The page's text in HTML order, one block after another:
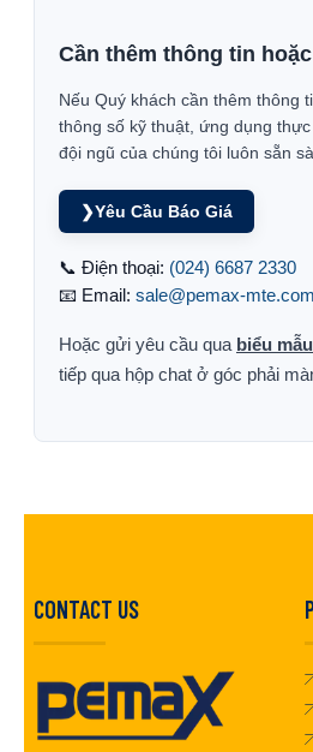
Cần thêm thông tin
Nếu Quý khách cần thêm thông
thông số kỹ thuật, ứng dụng
đội ngũ của chúng tôi luôn sẵn
❯Yêu Cầu Báo Giá
📞 Điện thoại: (024) 6687 2330
📧 Email: sale@pemax-mte.com
Hoặc gửi yêu cầu qua biểu
tiếp qua hộp chat ở góc phải
CONTACT US